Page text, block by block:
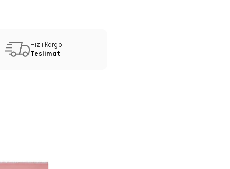
Hızlı Kargo
Teslimat